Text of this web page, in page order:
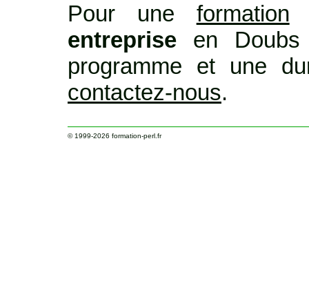
Pour une formation
entreprise en
programme et une
contactez-nous.
© 1999-2026 formation-perl.fr